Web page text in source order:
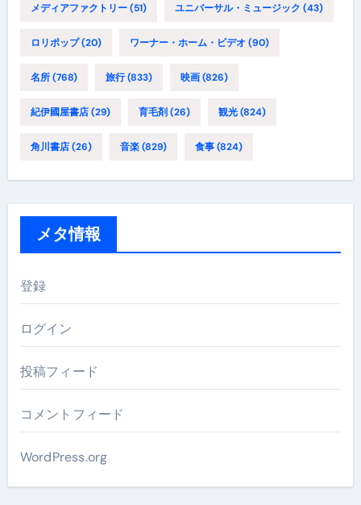
メディアファクトリー(51) ユニバーサル・ミュージック (43)
ロリポップ(20) ワーナー・ホーム・ビデオ (90)
名所(768) 旅行(833) 映画(826)
紀伊國屋書店(29) 育毛剤(26) 観光(824)
角川書店(26) 音楽(829) 食事(824)
メタ情報
登録
ログイン
投稿フィード
コメントフィード
WordPress.org